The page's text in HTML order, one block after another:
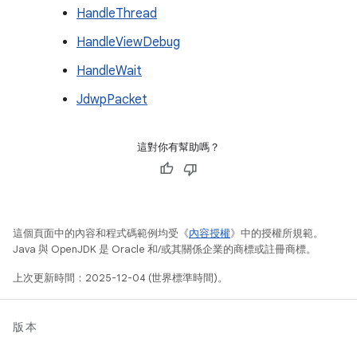
HandleThread
HandleViewDebug
HandleWait
JdwpPacket
這對你有幫助嗎？
這個頁面中的內容和程式碼範例均受《內容授權》中的授權所規範。
Java 與 OpenJDK 是 Oracle 和/或其關係企業的商標或註冊商標。
上次更新時間：2025-12-04 (世界標準時間)。
版本